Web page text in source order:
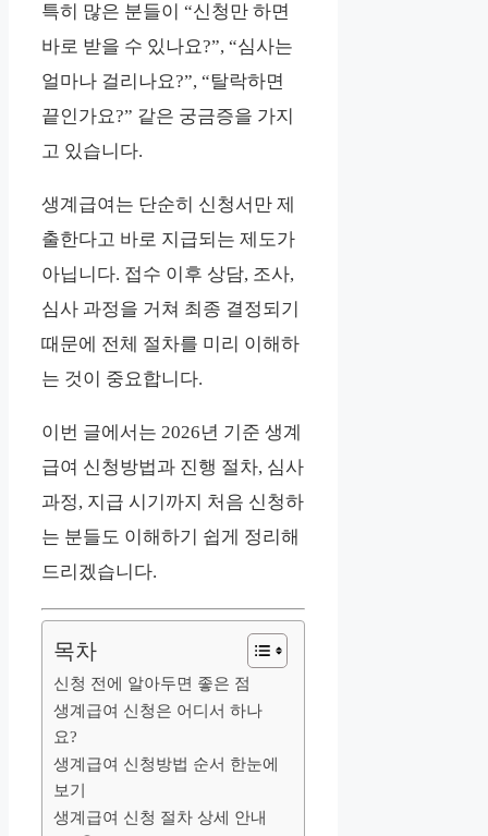
특히 많은 분들이 “신청만 하면
바로 받을 수 있나요?”, “심사는
얼마나 걸리나요?”, “탈락하면
끝인가요?” 같은 궁금증을 가지
고 있습니다.
생계급여는 단순히 신청서만 제
출한다고 바로 지급되는 제도가
아닙니다. 접수 이후 상담, 조사,
심사 과정을 거쳐 최종 결정되기
때문에 전체 절차를 미리 이해하
는 것이 중요합니다.
이번 글에서는 2026년 기준 생계
급여 신청방법과 진행 절차, 심사
과정, 지급 시기까지 처음 신청하
는 분들도 이해하기 쉽게 정리해
드리겠습니다.
목차
신청 전에 알아두면 좋은 점
생계급여 신청은 어디서 하나
요?
생계급여 신청방법 순서 한눈에
보기
생계급여 신청 절차 상세 안내